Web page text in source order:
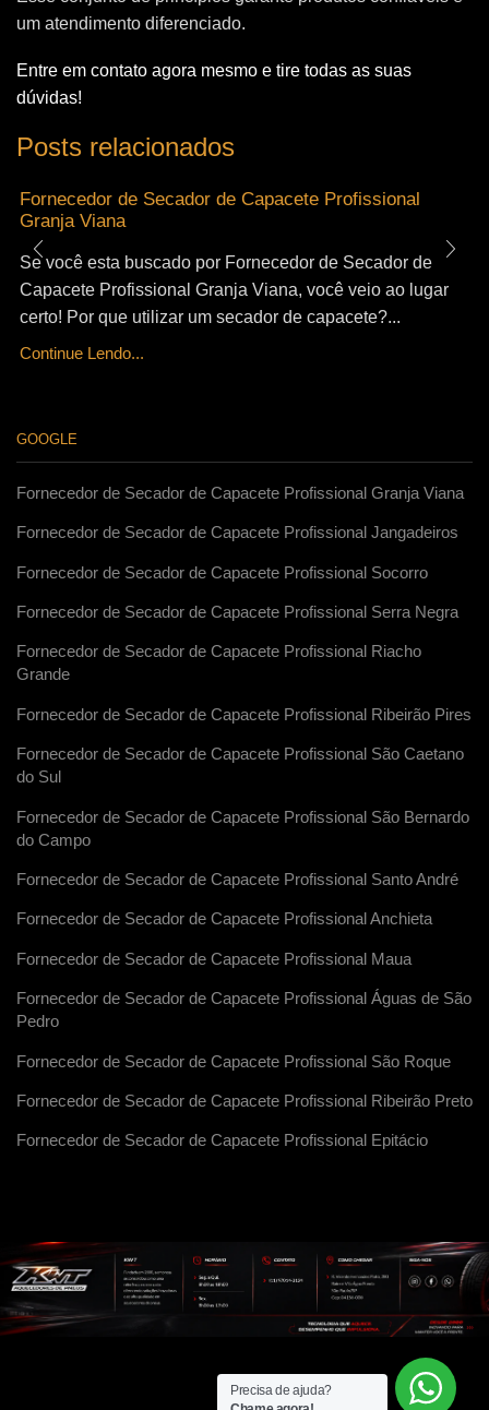
um atendimento diferenciado.
Entre em contato agora mesmo e tire todas as suas
dúvidas!
Posts relacionados
Fornecedor de Secador de Capacete Profissional
Granja Viana
Se você esta buscado por Fornecedor de Secador de
Capacete Profissional Granja Viana, você veio ao lugar
certo! Por que utilizar um secador de capacete?...
Continue Lendo...
GOOGLE
Fornecedor de Secador de Capacete Profissional Granja Viana
Fornecedor de Secador de Capacete Profissional Jangadeiros
Fornecedor de Secador de Capacete Profissional Socorro
Fornecedor de Secador de Capacete Profissional Serra Negra
Fornecedor de Secador de Capacete Profissional Riacho
Grande
Fornecedor de Secador de Capacete Profissional Ribeirão Pires
Fornecedor de Secador de Capacete Profissional São Caetano
do Sul
Fornecedor de Secador de Capacete Profissional São Bernardo
do Campo
Fornecedor de Secador de Capacete Profissional Santo André
Fornecedor de Secador de Capacete Profissional Anchieta
Fornecedor de Secador de Capacete Profissional Maua
Fornecedor de Secador de Capacete Profissional Águas de São
Pedro
Fornecedor de Secador de Capacete Profissional São Roque
Fornecedor de Secador de Capacete Profissional Ribeirão Preto
Fornecedor de Secador de Capacete Profissional Epitácio
Precisa de ajuda?